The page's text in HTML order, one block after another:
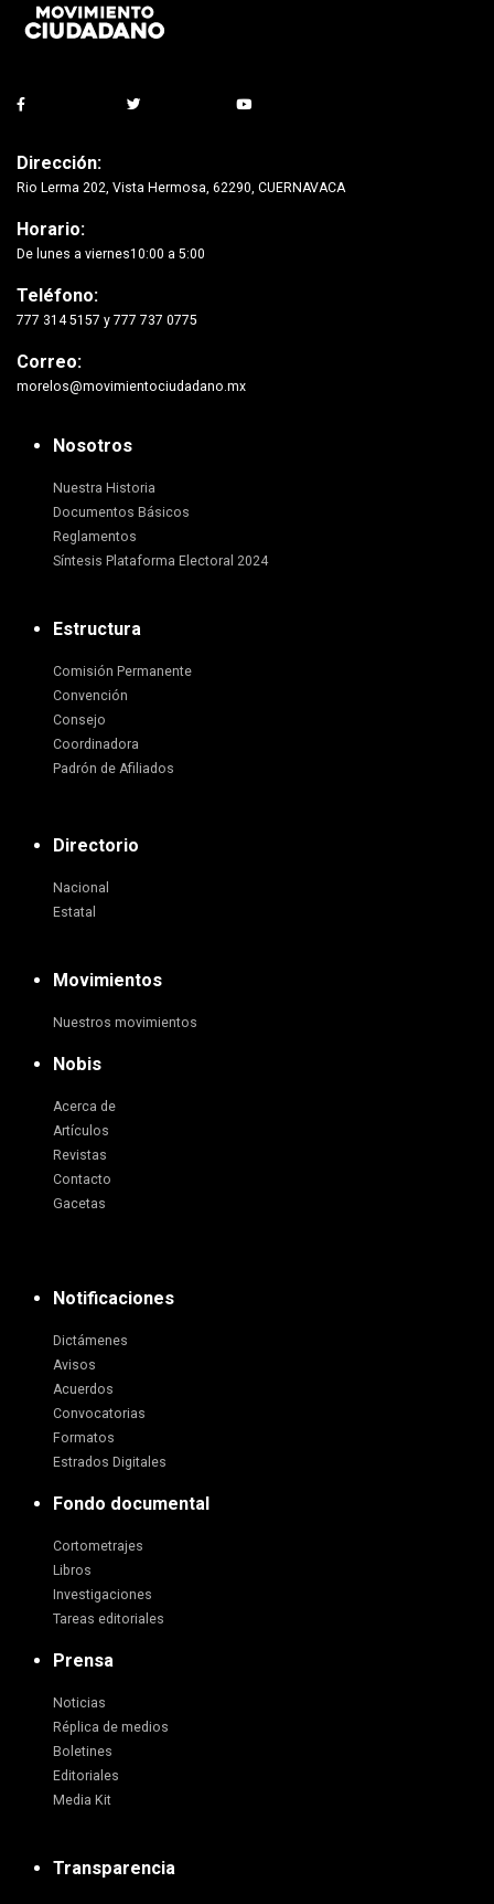
Dirección:
Rio Lerma 202, Vista Hermosa, 62290, CUERNAVACA
Horario:
De lunes a viernes10:00 a 5:00
Teléfono:
777 314 5157 y 777 737 0775
Correo:
morelos@movimientociudadano.mx
Nosotros
Nuestra Historia
Documentos Básicos
Reglamentos
Síntesis Plataforma Electoral 2024
Estructura
Comisión Permanente
Convención
Consejo
Coordinadora
Padrón de Afiliados
Directorio
Nacional
Estatal
Movimientos
Nuestros movimientos
Nobis
Acerca de
Artículos
Revistas
Contacto
Gacetas
Notificaciones
Dictámenes
Avisos
Acuerdos
Convocatorias
Formatos
Estrados Digitales
Fondo documental
Cortometrajes
Libros
Investigaciones
Tareas editoriales
Prensa
Noticias
Réplica de medios
Boletines
Editoriales
Media Kit
Transparencia